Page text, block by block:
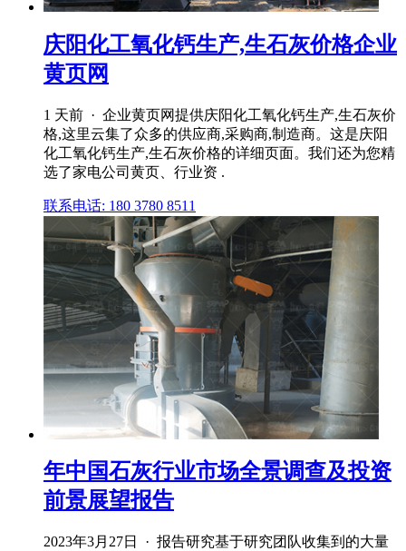
庆阳化工氧化钙生产,生石灰价格企业
黄页网
1 天前 · 企业黄页网提供庆阳化工氧化钙生产,生石灰价
格,这里云集了众多的供应商,采购商,制造商。这是庆阳
化工氧化钙生产,生石灰价格的详细页面。我们还为您精
选了家电公司黄页、行业资 .
联系电话: 180 3780 8511
年中国石灰行业市场全景调查及投资
前景展望报告
2023年3月27日 · 报告研究基于研究团队收集到的大量